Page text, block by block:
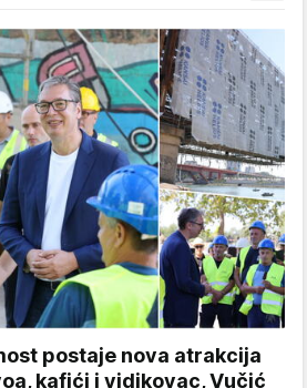
postaje nova atrakcija
kafići i vidikovac, Vučić